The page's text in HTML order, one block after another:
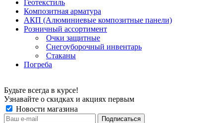
Геотекстиль
Композитная арматура
АКП (Алюминиевые композитные панели)
Розничный ассортимент
Очки защитные
Снегоуборочный инвентарь
Стаканы
Погреба
Будьте всегда в курсе!
Узнавайте о скидках и акциях первым
Новости магазина